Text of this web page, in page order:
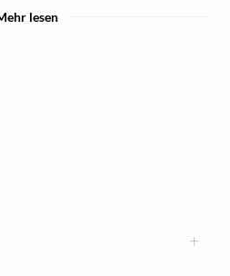
lesen